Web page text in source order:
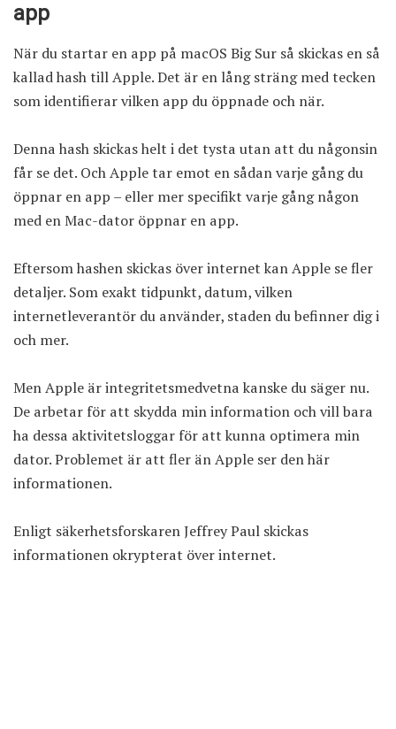
app
När du startar en app på macOS Big Sur så skickas en så
kallad hash till Apple. Det är en lång sträng med tecken
som identifierar vilken app du öppnade och när.
Denna hash skickas helt i det tysta utan att du någonsin
får se det. Och Apple tar emot en sådan varje gång du
öppnar en app – eller mer specifikt varje gång någon
med en Mac-dator öppnar en app.
Eftersom hashen skickas över internet kan Apple se fler
detaljer. Som exakt tidpunkt, datum, vilken
internetleverantör du använder, staden du befinner dig i
och mer.
Men Apple är integritetsmedvetna kanske du säger nu.
De arbetar för att skydda min information och vill bara
ha dessa aktivitetsloggar för att kunna optimera min
dator. Problemet är att fler än Apple ser den här
informationen.
Enligt säkerhetsforskaren Jeffrey Paul skickas
informationen okrypterat över internet.